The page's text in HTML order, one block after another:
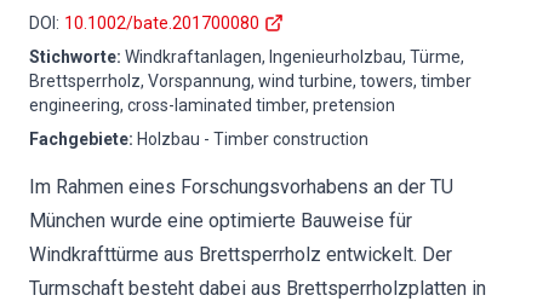
DOI : 10.1002/bate.201700080
Stichworte: Windkraftanlagen, Ingenieurholzbau, Türme,
Brettsperrholz, Vorspannung, wind turbine, towers, timber
engineering, cross-laminated timber, pretension
Fachgebiete: Holzbau - Timber construction
Im Rahmen eines Forschungsvorhabens an der TU
München wurde eine optimierte Bauweise für
Windkrafttürme aus Brettsperrholz entwickelt. Der
Turmschaft besteht dabei aus Brettsperrholzplatten in